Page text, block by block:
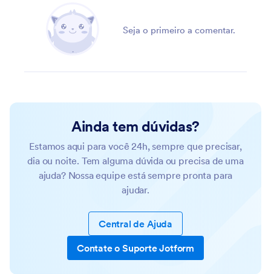
Seja o primeiro a comentar.
Ainda tem dúvidas?
Estamos aqui para você 24h, sempre que precisar,
dia ou noite. Tem alguma dúvida ou precisa de uma
ajuda? Nossa equipe está sempre pronta para
ajudar.
Central de Ajuda
Contate o Suporte Jotform